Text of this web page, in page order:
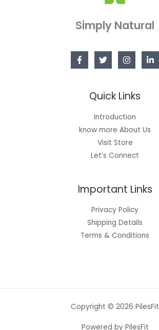
Simply Natural
Quick Links
Introduction
know more About Us
Visit Store
Let’s Connect
Important Links
Privacy Policy
Shipping Details
Terms & Conditions
Copyright © 2026 PilesFit
Powered by PilesFit